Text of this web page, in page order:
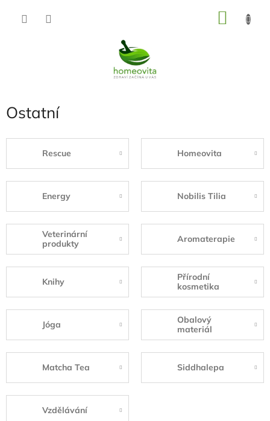
Ostatní
Rescue Homeovita
Energy Nobilis Tilia
Veterinární
produkty
Aromaterapie
Knihy
Přírodní
kosmetika
Jóga
Obalový
materiál
Matcha Tea Siddhalepa
Vzdělávání